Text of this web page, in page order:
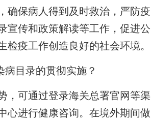
确保病人得到及时救治，严防疫
宣传和政策解读等工作，促进公
疫工作创造良好的社会环境。
目录的贯彻实施？
可通过登录海关总署官网等渠
心进行健康咨询。在境外期间做